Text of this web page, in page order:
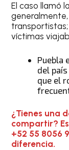
El caso llamó
víctimas
Puebla
del
que el
¿Tienes una
compartir?
+52 55 8056
diferencia.